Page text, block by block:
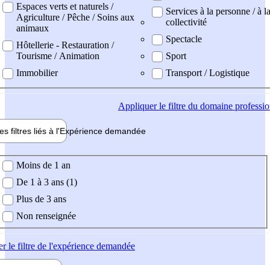
Espaces verts et naturels /
Agriculture / Pêche / Soins aux
animaux
Hôtellerie - Restauration /
Tourisme / Animation
Immobilier
Services à la personne / à la
collectivité
Spectacle
Sport
Transport / Logistique
Appliquerle filtre du domaine
filtres liés à l'Expérience demandée
demandée
Moins de 1 an
De 1 à 3 ans (1)
Plus de 3 ans
Non renseignée
le filtre de l'expérience demandée